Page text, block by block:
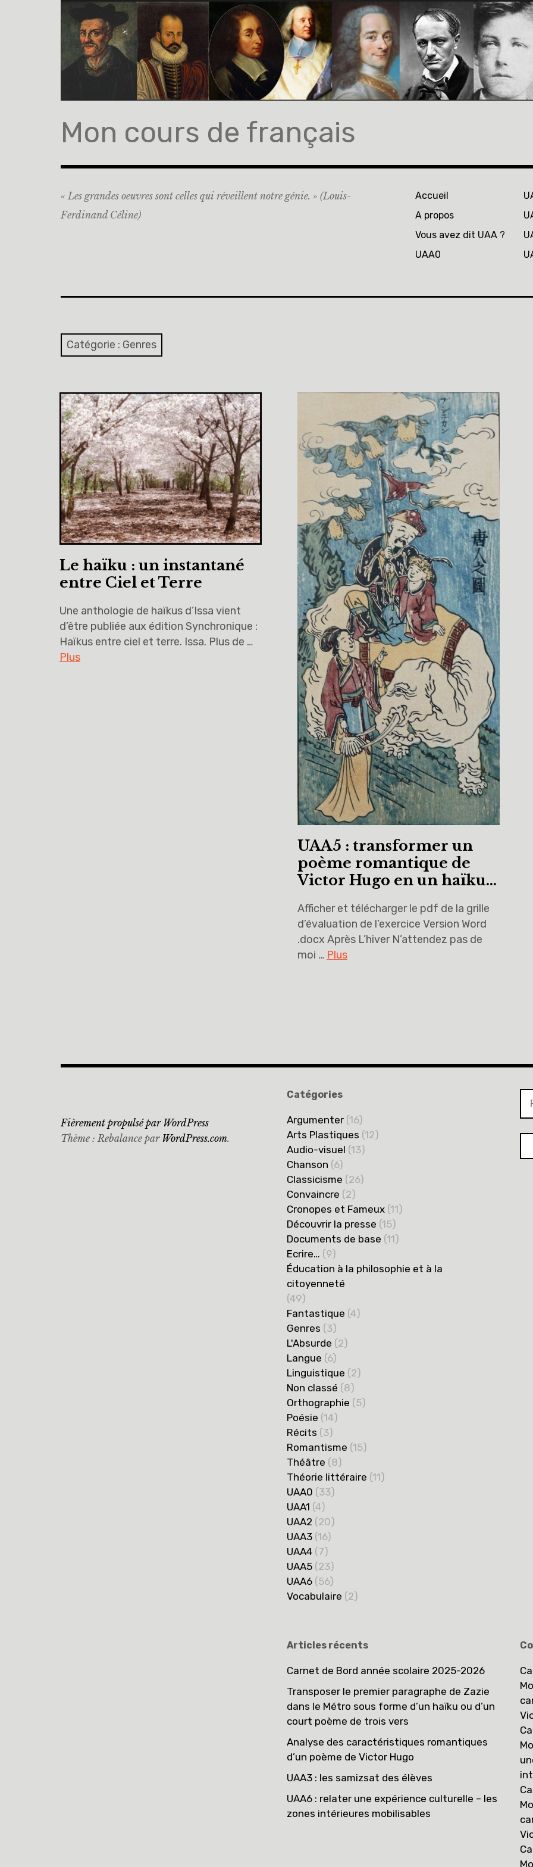
Mon cours de français
« Les grandes oeuvres sont celles qui réveillent notre génie. » (Louis-
Ferdinand Céline)
Accueil
A propos
Vous avez dit UAA ?
UAA0
Catégorie : Genres
Le haïku : un instantané
entre Ciel et Terre
Une anthologie de haïkus d’Issa vient
d’être publiée aux édition Synchronique :
Haïkus entre ciel et terre. Issa. Plus de …
Plus
UAA5 : transformer un
poème romantique de
Victor Hugo en un haïku…
Afficher et télécharger le pdf de la grille
d’évaluation de l’exercice Version Word
.docx Après L’hiver N’attendez pas de
moi … Plus
Catégories
Argumenter (16)
Arts Plastiques (12)
Audio-visuel (13)
Chanson (6)
Classicisme (26)
Convaincre (2)
Cronopes et Fameux (11)
Découvrir la presse (15)
Documents de base (11)
Ecrire… (9)
Éducation à la philosophie et à la
citoyenneté
(49)
Fantastique (4)
Genres (3)
L'Absurde (2)
Langue (6)
Linguistique (2)
Non classé (8)
Orthographie (5)
Poésie (14)
Récits (3)
Romantisme (15)
Théâtre (8)
Théorie littéraire (11)
UAA0 (33)
UAA1 (4)
UAA2 (20)
UAA3 (16)
UAA4 (7)
UAA5 (23)
UAA6 (56)
Vocabulaire (2)
Articles récents
Carnet de Bord année scolaire 2025-2026
Transposer le premier paragraphe de Zazie
dans le Métro sous forme d’un haïku ou d’un
court poème de trois vers
Analyse des caractéristiques romantiques
d’un poème de Victor Hugo
UAA3 : les samizsat des élèves
UAA6 : relater une expérience culturelle – les
zones intérieures mobilisables
Fièrement propulsé par WordPress
Thème : Rebalance par WordPress.com.